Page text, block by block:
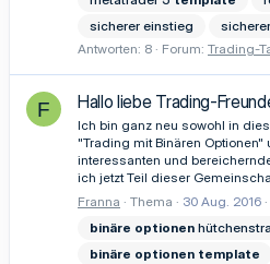
sicherer einstieg
Antworten: 8
Forum: Trading-
F Hallo liebe Trading-
Ich bin ganz neu sowohl in
"Trading mit Binären Optionen"
interessanten und
ich jetzt Teil dieser
Franna
Thema 30 Aug. 2016
binäre optionen
binäre optionen template